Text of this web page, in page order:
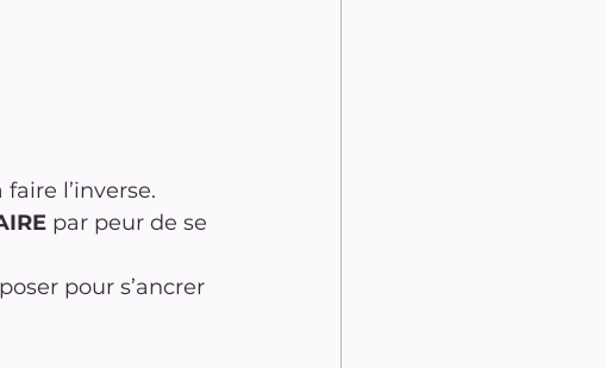
l’inverse.
par peur de se
pour s’ancrer